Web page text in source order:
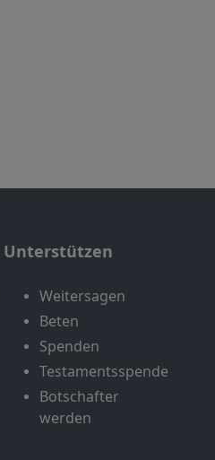
Unterstützen
Weitersagen
Beten
Spenden
Testamentsspende
Botschafter
werden